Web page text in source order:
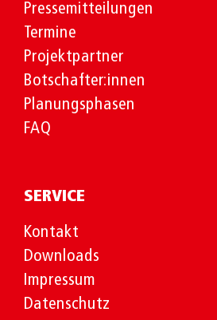
Pressemitteilungen
Termine
Projektpartner
Botschafter:innen
Planungsphasen
FAQ
SERVICE
Kontakt
Downloads
Impressum
Datenschutz